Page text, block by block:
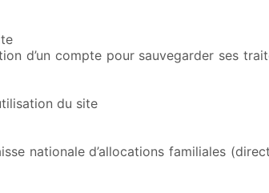
d’un compte pour sauvegarder ses
du site
nationale d’allocations familiales